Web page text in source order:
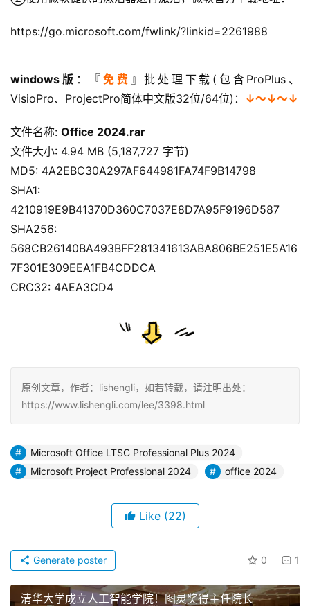
https://go.microsoft.com/fwlink/?linkid=2261988
windows版 ：『 免费 』批处理下载(包含ProPlus、
VisioPro、ProjectPro简体中文版32位/64位)： ↓～↓～↓
文件名称: Office 2024.rar
文件大小: 4.94 MB (5,187,727 字节)
MD5: 4A2EBC30A297AF644981FA74F9B14798
SHA1:
4210919E9B41370D360C7037E8D7A95F9196D587
SHA256:
568CB26140BA493BFF281341613ABA806BE251E5A16
7F301E309EEA1FB4CDDCA
CRC32: 4AEA3CD4
原创文章，作者：lishengli，如若转载，请注明出处：
https://www.lishengli.com/lee/3398.html
Microsoft Office LTSC Professional Plus 2024
Microsoft Project Professional 2024
office 2024
Like (22)
0 1
Generate poster
清华大学成立人工智能学院！图灵奖得主任院长